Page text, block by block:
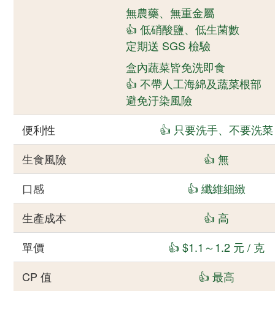
無農藥、無重金屬
👍 低硝酸鹽、低生菌數
定期送 SGS 檢驗
盒內蔬菜皆免洗即食
👍 不帶人工海綿及蔬菜根部
避免汙染風險
便利性
👍 只要洗手、不要洗菜
生食風險
👍 無
口感
👍 纖維細緻
生產成本
👍 高
單價
👍 $1.1～1.2 元 / 克
CP 值
👍 最高